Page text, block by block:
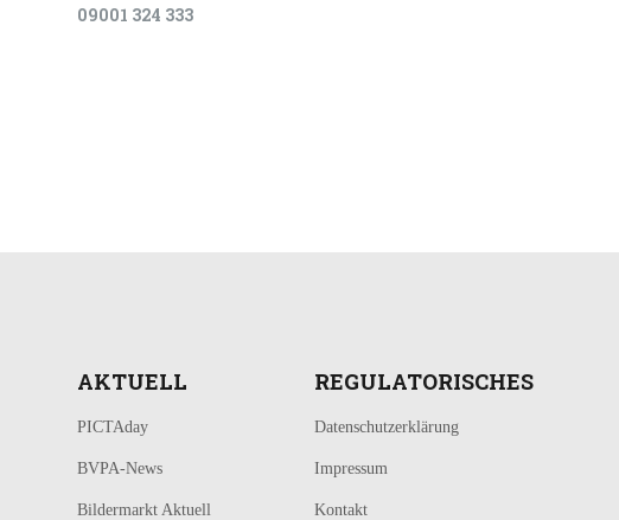
09001 324 333
AKTUELL
PICTAday
BVPA-News
Bildermarkt Aktuell
REGULATORISCHES
Datenschutzerklärung
Impressum
Kontakt